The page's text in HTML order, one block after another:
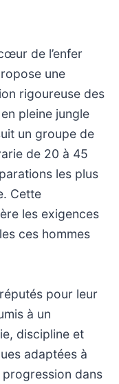
de l’enfer
une
rigoureuse des
pleine jungle
un groupe de
de 20 à 45
les plus
Cette
les exigences
ces hommes
pour leur
à un
discipline et
adaptées à
progression dans